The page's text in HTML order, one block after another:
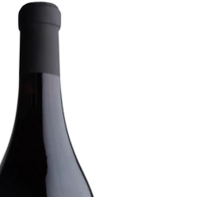
ーズ&ラッド・バローロ、ジョ
ートに追加する